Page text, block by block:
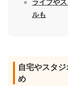
ライブや
ルも
自宅やスタ
め